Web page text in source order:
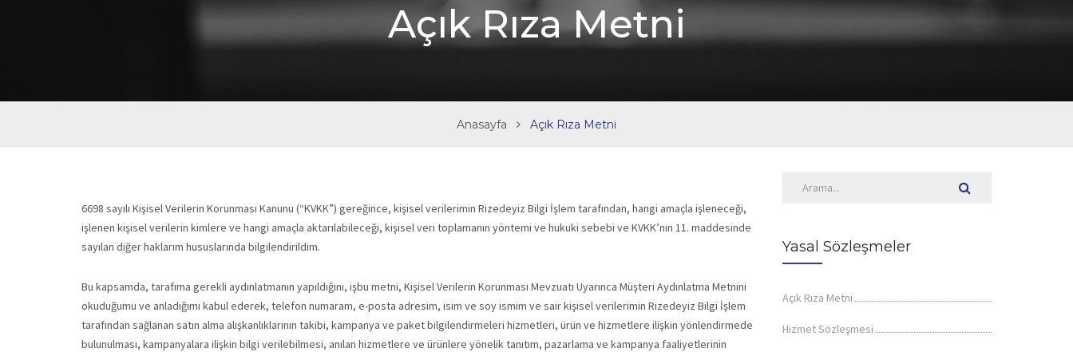
Açık Rıza Metni
Anasayfa Açık Rıza Metni
6698 sayılı Kişisel Verilerin Korunması Kanunu (“KVKK”) gereğince, kişisel verilerimin Rizedeyiz Bilgi İşlem tarafından, hangi amaçla işleneceği,
işlenen kişisel verilerin kimlere ve hangi amaçla aktarılabileceği, kişisel veri toplamanın yöntemi ve hukuki sebebi ve KVKK’nın 11. maddesinde
sayılan diğer haklarım hususlarında bilgilendirildim.
Bu kapsamda, tarafıma gerekli aydınlatmanın yapıldığını, işbu metni, Kişisel Verilerin Korunması Mevzuatı Uyarınca Müşteri Aydınlatma Metnini
okuduğumu ve anladığımı kabul ederek, telefon numaram, e-posta adresim, isim ve soy ismim ve sair kişisel verilerimin Rizedeyiz Bilgi İşlem
tarafından sağlanan satın alma alışkanlıklarının takibi, kampanya ve paket bilgilendirmeleri hizmetleri, ürün ve hizmetlere ilişkin yönlendirmede
bulunulması, kampanyalara ilişkin bilgi verilebilmesi, anılan hizmetlere ve ürünlere yönelik tanıtım, pazarlama ve kampanya faaliyetlerinin
Yasal Sözleşmeler
Açık Rıza Metni
Hizmet Sözleşmesi